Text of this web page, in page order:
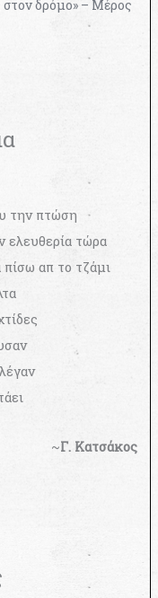
στον δρόμο» – Μέρος
την πτώση
ελευθερία τώρα
πίσω απ το τζάμι
~Γ. Κατσάκος